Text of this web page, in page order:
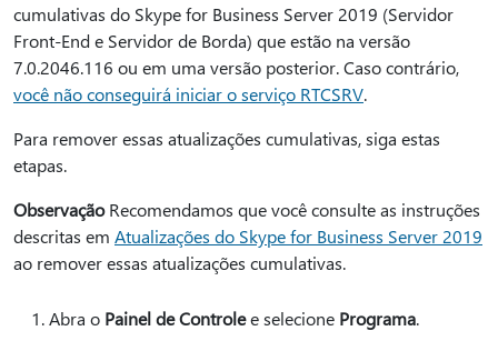
cumulativas do Skype for Business Server 2019 (Servidor
Front-End e Servidor de Borda) que estão na versão
7.0.2046.116 ou em uma versão posterior. Caso contrário,
você não conseguirá iniciar o serviço RTCSRV.
Para remover essas atualizações cumulativas, siga estas
etapas.
ObservaçãoRecomendamos que você consulte as instruções
descritas em Atualizações do Skype for Business Server 2019
ao remover essas atualizações cumulativas.
Abra o Painel de Controlee selecione Programa.